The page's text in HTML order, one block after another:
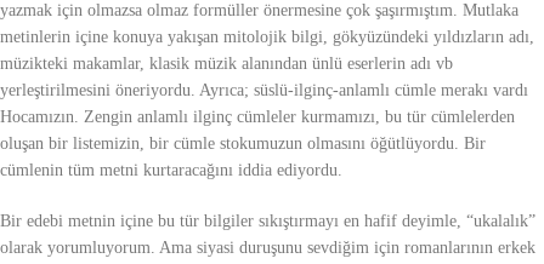
yazmak için olmazsa olmaz formüller önermesine çok şaşırmıştım. Mutlaka
metinlerin içine konuya yakışan mitolojik bilgi, gökyüzündeki yıldızların adı,
müzikteki makamlar, klasik müzik alanından ünlü eserlerin adı vb
yerleştirilmesini öneriyordu. Ayrıca; süslü-ilginç-anlamlı cümle merakı vardı
Hocamızın. Zengin anlamlı ilginç cümleler kurmamızı, bu tür cümlelerden
oluşan bir listemizin, bir cümle stokumuzun olmasını öğütlüyordu. Bir
cümlenin tüm metni kurtaracağını iddia ediyordu.
Bir edebi metnin içine bu tür bilgiler sıkıştırmayı en hafif deyimle, “ukalalık”
olarak yorumluyorum. Ama siyasi duruşunu sevdiğim için romanlarının erkek